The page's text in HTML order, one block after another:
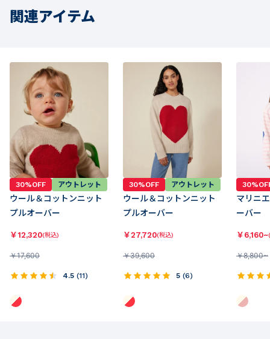
関連アイテム
30%OFF アウトレット
ウール＆コットンニット
プルオーバー
￥12,320(税込)
￥17,600
4.5 (11)
30%OFF アウトレット
ウール＆コットンニット
プルオーバー
￥27,720(税込)
￥39,600
5 (6)
マリニ
ーバー
￥ 6,160~
￥8,800~